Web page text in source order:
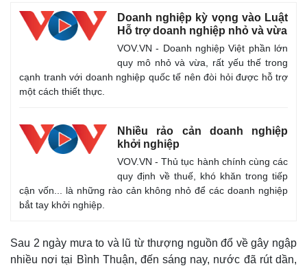
Bất động sản
Khởi nghiệp
Tiêu dùng
Tỷ giá
Chứng khoán
Giá cà phê
Doanh nghiệp kỳ vọng vào Luật
Hỗ trợ doanh nghiệp nhỏ và vừa
VOV.VN - Doanh nghiệp Việt phần lớn
quy mô nhỏ và vừa, rất yếu thế trong
cạnh tranh với doanh nghiệp quốc tế nên đòi hỏi được hỗ trợ
một cách thiết thực.
Nhiều rảo cản doanh nghiệp
khởi nghiệp
VOV.VN - Thủ tục hành chính cùng các
quy định về thuế, khó khăn trong tiếp
cận vốn... là những rào cản không nhỏ để các doanh nghiệp
bắt tay khởi nghiệp.
Sau 2 ngày mưa to và lũ từ thượng nguồn đổ về gây ngập
nhiều nơi tại Bình Thuận, đến sáng nay, nước đã rút dần,